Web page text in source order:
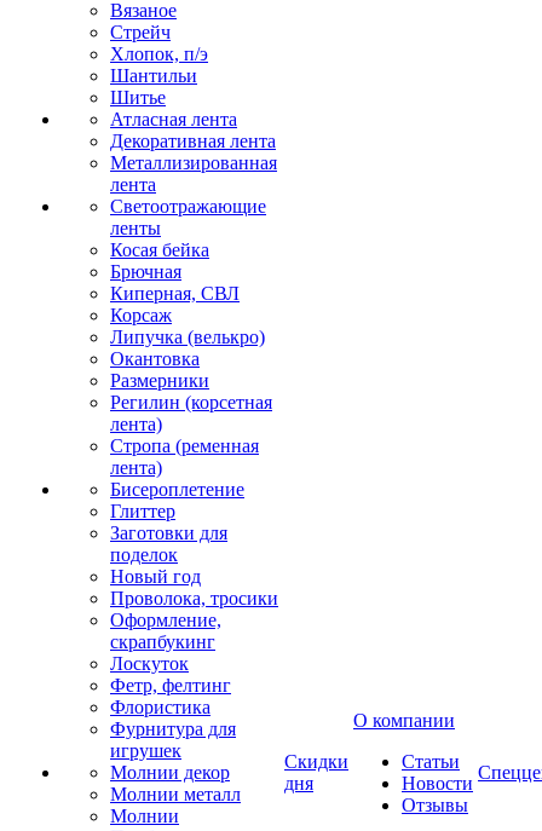
Вязаное
Стрейч
Хлопок, п/э
Шантильи
Шитье
Атласная лента
Декоративная лента
Металлизированная
лента
Светоотражающие
ленты
Косая бейка
Брючная
Киперная, СВЛ
Корсаж
Липучка (велькро)
Окантовка
Размерники
Регилин (корсетная
лента)
Стропа (ременная
лента)
Бисероплетение
Глиттер
Заготовки для
поделок
Новый год
Проволока, тросики
Оформление,
скрапбукинг
Лоскуток
Фетр, фелтинг
Флористика
Фурнитура для
игрушек
Молнии декор
Молнии металл
Молнии
Скидки
дня
О компании
Статьи
Новости
Отзывы